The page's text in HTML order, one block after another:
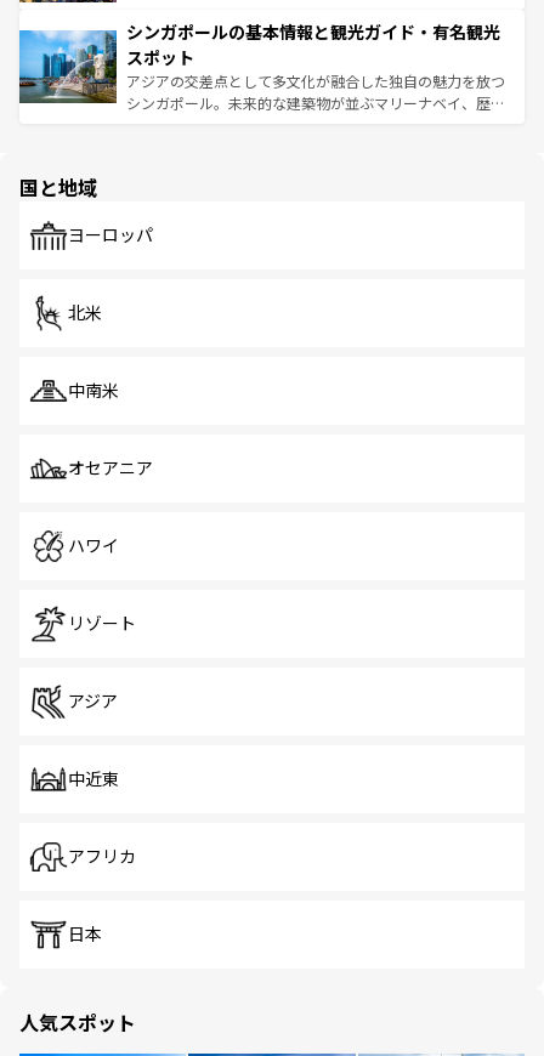
参照してほしい。
激する。気候は一年中温暖で、どの季節にも異なる楽しみ
が待っている。親しみやすいタイの人々、仏教を中心とし
た文化、そして多様な観光資源が、訪れる旅人を魅了し続
ける。 なお、新着のタイ情報はコンテンツ一覧を参照して
み、どこを訪れても感動するはず。観光スポットが密集し
ており、効率よく見どころを回れるのも魅力。息をのむよ
うな絶景から文化的な体験まで、香港を存分に楽しみ尽く
そう。 なお、新着の香港情報はコンテンツ一覧を参照して
シンガポールの基本情報と観光ガイド・有名観光
スポット
アジアの交差点として多文化が融合した独自の魅力を放つ
シンガポール。未来的な建築物が並ぶマリーナベイ、歴史
で、ホーカーズは地元の風情を楽しめる外せないスポット
国と地域
ヨーロッパ
北米
中南米
オセアニア
ハワイ
リゾート
アジア
中近東
アフリカ
日本
人気スポット